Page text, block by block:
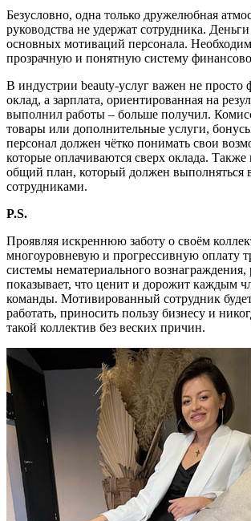
Безусловно, одна только дружелюбная
руководства не удержат сотрудника.
основных мотиваций персонала.
прозрачную и понятную систему
В индустрии beauty-услуг важен не просто
оклад, а зарплата, ориентированная на
выполнил работы – больше получил.
товары или дополнительные услуги,
персонал должен чётко понимать свои
которые оплачиваются сверх оклада.
общий план, который должен выполняться
сотрудниками.
P.S.
Проявляя искреннюю заботу о своём
многоуровневую и прогрессивную оплату
системы нематериального вознаграждения,
показывает, что ценит и дорожит каждым
команды. Мотивированный сотрудник
работать, приносить пользу бизнесу и
такой коллектив без веских причин.